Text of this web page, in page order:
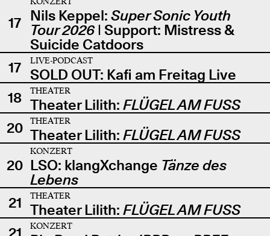
17 Nils Keppel: Super Sonic Youth
Tour 2026| Support: Mistress &
Suicide Catdoors
17
LIVE-PODCAST
SOLD OUT: Kafi am Freitag Live
18
THEATER
Theater Lilith: FLÜGEL AM FUSS
20
THEATER
Theater Lilith: FLÜGEL AM FUSS
20
KONZERT
LSO: klangXchange Tänze des
Lebens
21
THEATER
Theater Lilith: FLÜGEL AM FUSS
KONZERT